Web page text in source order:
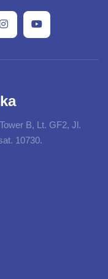
B, Lt. GF2, Jl.
10730.